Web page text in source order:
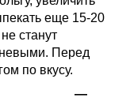
еще 15-20
станут
Перед
по вкусу.